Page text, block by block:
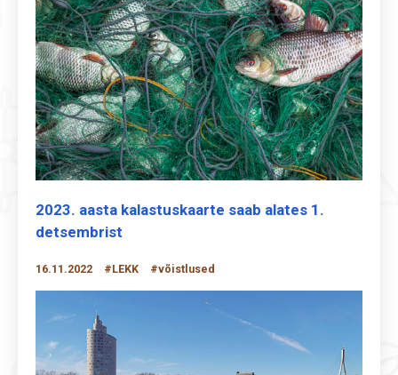
2023. aasta kalastuskaarte saab alates 1.
detsembrist
16.11.2022 #LEKK #võistlused